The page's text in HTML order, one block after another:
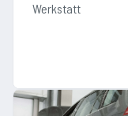
Werkstatt